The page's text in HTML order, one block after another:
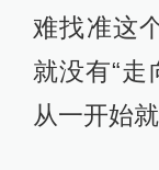
难找准这
就没有“走
从一开始